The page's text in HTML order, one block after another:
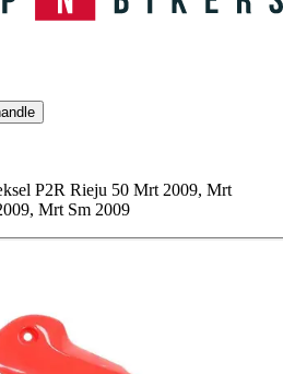
P2R Rieju 50 Mrt 2009, Mrt
Mrt Sm 2009